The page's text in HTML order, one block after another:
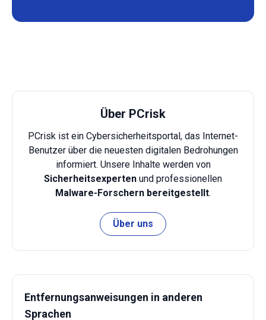
Über PCrisk
PCrisk ist ein Cybersicherheitsportal, das Internet-
Benutzer über die neuesten digitalen Bedrohungen
informiert. Unsere Inhalte werden von
Sicherheitsexperten und professionellen
Malware-Forschern bereitgestellt.
Über uns
Entfernungsanweisungen in anderen
Sprachen